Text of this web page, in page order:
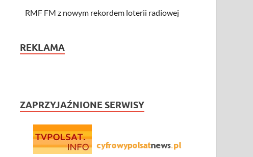
RMF FM z nowym rekordem loterii radiowej
REKLAMA
ZAPRZYJAŹNIONE SERWISY